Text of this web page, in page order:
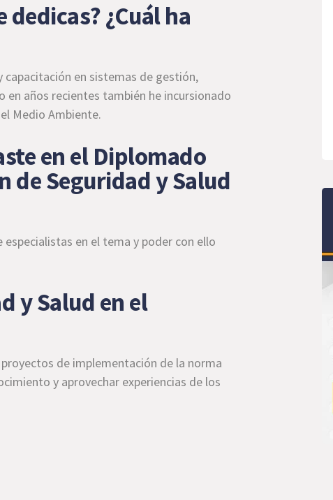
¿Cuál ha
en sistemas de gestión,
en años recientes también he incursionado
Medio Ambiente.
en el Diplomado
de Seguridad y Salud
en el tema y poder con ello
y Salud en el
de implementación de la norma
y aprovechar experiencias de los